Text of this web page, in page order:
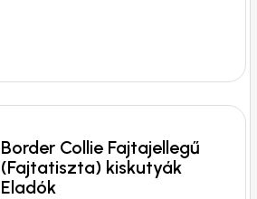
Border Collie Fajtajellegű
(Fajtatiszta) kiskutyák
Eladók